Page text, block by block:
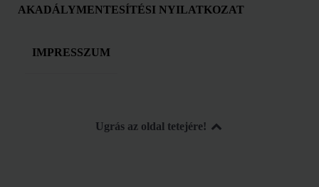
AKADÁLYMENTESÍTÉSI NYILATKOZAT
IMPRESSZUM
Ugrás az oldal tetejére!